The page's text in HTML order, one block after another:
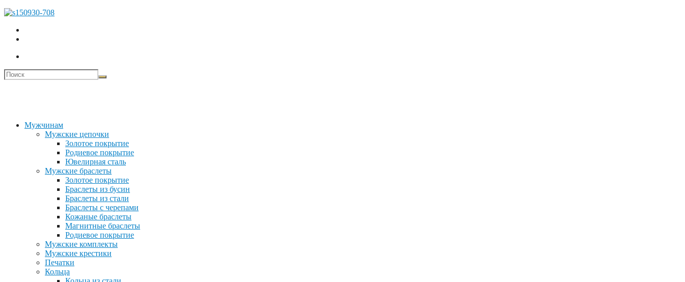
Мужчинам
Мужские цепочки
Золотое покрытие
Родиевое покрытие
Ювелирная сталь
Мужские браслеты
Золотое покрытие
Браслеты из бусин
Браслеты из стали
Браслеты с черепами
Кожаные браслеты
Магнитные браслеты
Родиевое покрытие
Мужские комплекты
Мужские крестики
Печатки
Кольца